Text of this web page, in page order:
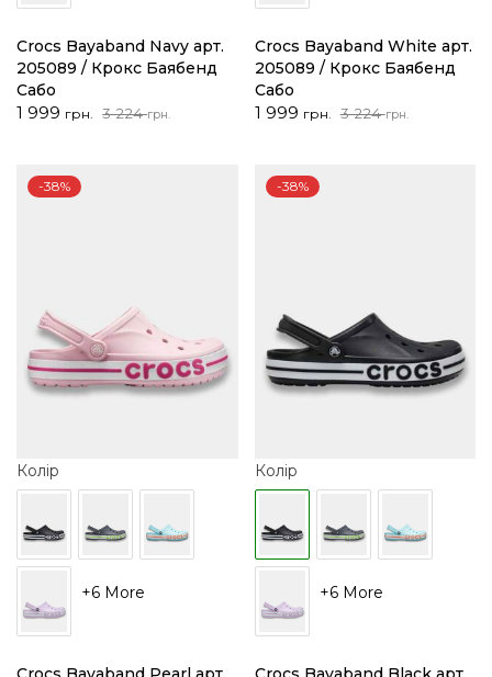
Crocs Bayaband Navy арт.
205089 / Крокс Баябенд
Сабо
3 224грн.
Оригінальна
224 грн..
1 999 грн.
Поточна
999 грн..
Crocs Bayaband White арт.
205089 / Крокс Баябенд
Сабо
3 224грн.
Оригінальна
224 грн..
1 999 грн.
Поточна
999 грн..
Колір
+6 More
-38%
Колір
+6 More
-38%